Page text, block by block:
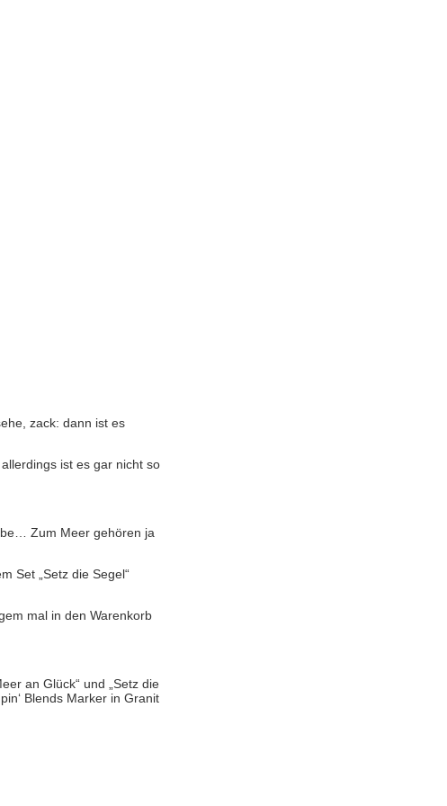
zack: dann ist es
ist es gar nicht so
Zum Meer gehören ja
Set „Setz die Segel“
mal in den Warenkorb
an Glück“ und „Setz die
Blends Marker in Granit